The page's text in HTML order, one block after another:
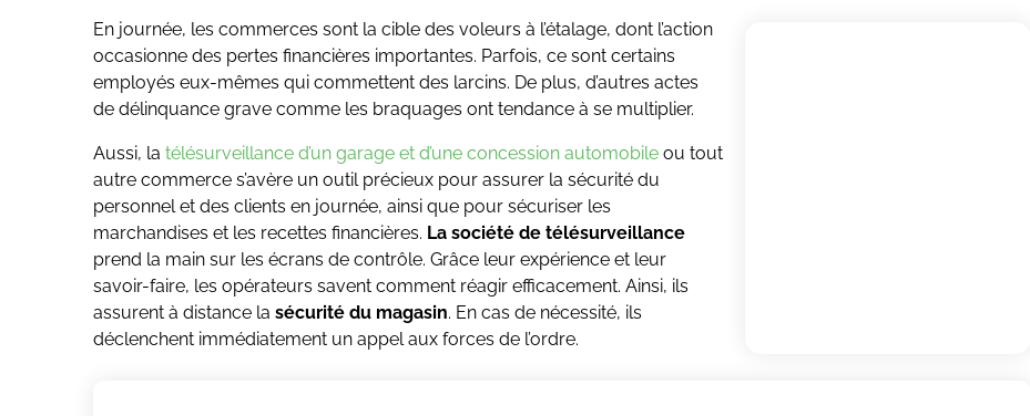
En journée, les commerces sont la cible des voleurs à l’étalage, dont l’action
occasionne des pertes financières importantes. Parfois, ce sont certains
employés eux-mêmes qui commettent des larcins. De plus, d’autres actes
de délinquance grave comme les braquages ont tendance à se multiplier.
Aussi, la télésurveillance d’un garage et d’une concession automobileou tout
autre commerce s’avère un outil précieux pour assurer la sécurité du
personnel et des clients en journée, ainsi que pour sécuriser les
marchandises et les recettes financières. La société de télésurveillance
prend la main sur les écrans de contrôle. Grâce leur expérience et leur
savoir-faire, les opérateurs savent comment réagir efficacement. Ainsi, ils
assurent à distance la sécurité du magasin. En cas de nécessité, ils
déclenchent immédiatement un appel aux forces de l’ordre.